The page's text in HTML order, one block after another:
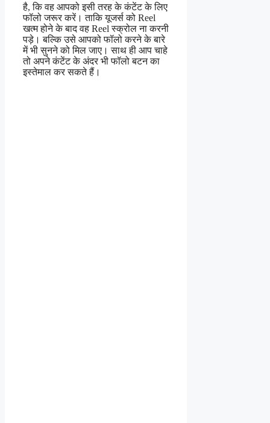
है, कि वह आपको इसी तरह के कंटेंट के लिए
फॉलो जरूर करें। ताकि यूजर्स को Reel
खत्म होने के बाद वह Reel स्क्रोल ना करनी
पड़े। बल्कि उसे आपको फॉलो करने के बारे
में भी सुनने को मिल जाए। साथ ही आप चाहे
तो अपने कंटेंट के अंदर भी फॉलो बटन का
इस्तेमाल कर सकते हैं।